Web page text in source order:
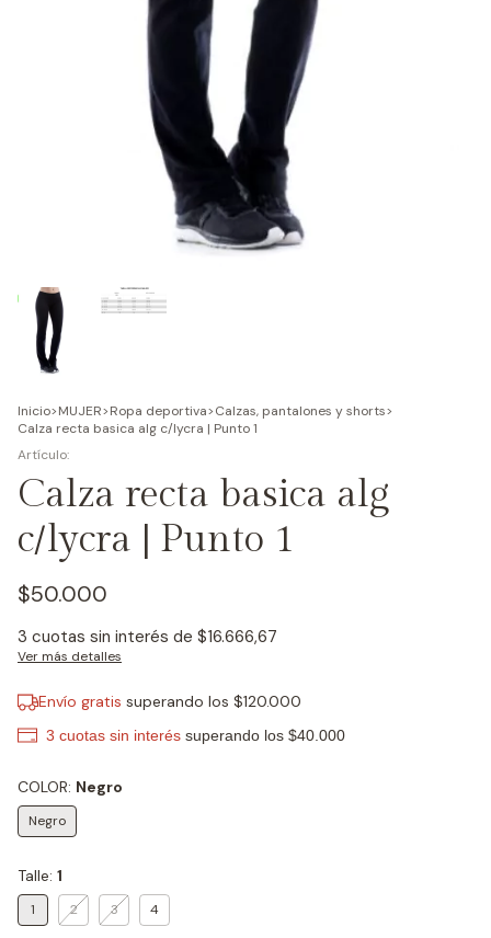
Inicio>MUJER>Ropa deportiva>Calzas, pantalones y shorts>
Calza recta basica alg c/lycra | Punto 1
Calza recta basica alg
c/lycra | Punto 1
$50.000
3 cuotas sin interés de $16.666,67
Ver más detalles
Envío gratis superando los $120.000
COLOR: Negro
Negro
Talle: 1
1 2 3 4